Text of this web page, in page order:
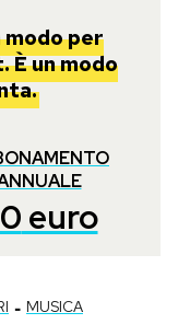
modo per
È un modo
euro
- MUSICA